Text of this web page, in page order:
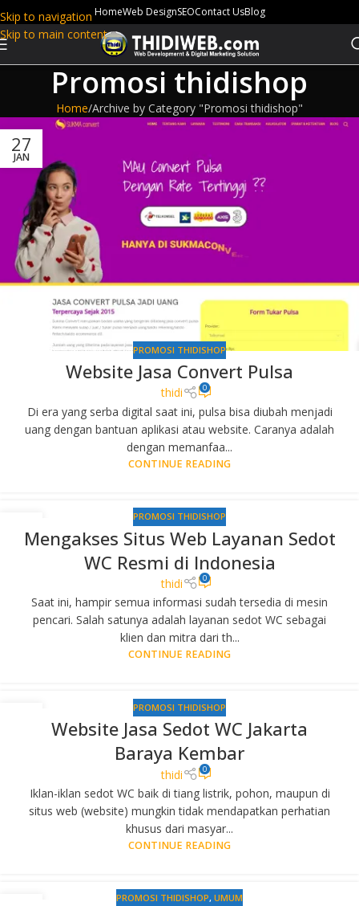
Skip to navigation
Skip to main content
HomeWeb DesignSEOContact UsBlog
Promosi thidishop
Home Archive by Category "Promosi thidishop"
27
JAN
PROMOSI THIDISHOP
Website Jasa Convert Pulsa
thidi 0
Di era yang serba digital saat ini, pulsa bisa diubah menjadi
uang dengan bantuan aplikasi atau website. Caranya adalah
dengan memanfaa...
CONTINUE READING
23
JAN
PROMOSI THIDISHOP
Mengakses Situs Web Layanan Sedot
WC Resmi di Indonesia
thidi 0
Saat ini, hampir semua informasi sudah tersedia di mesin
pencari. Salah satunya adalah layanan sedot WC sebagai
klien dan mitra dari th...
CONTINUE READING
PROMOSI THIDISHOP
Website Jasa Sedot WC Jakarta
Baraya Kembar
thidi 0
Iklan-iklan sedot WC baik di tiang listrik, pohon, maupun di
situs web (website) mungkin tidak mendapatkan perhatian
khusus dari masyar...
CONTINUE READING
PROMOSI THIDISHOP, UMUM